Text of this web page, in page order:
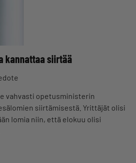
kannattaa siirtää
vahvasti opetusministerin
siirtämisestä. Yrittäjät olisi
lomia niin, että elokuu olisi